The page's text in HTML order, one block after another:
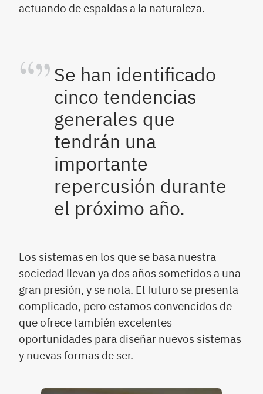
actuando de espaldas a la naturaleza.
Se han identificado
cinco tendencias
generales que
tendrán una
importante
repercusión durante
el próximo año.
Los sistemas en los que se basa nuestra
sociedad llevan ya dos años sometidos a una
gran presión, y se nota. El futuro se presenta
complicado, pero estamos convencidos de
que ofrece también excelentes
oportunidades para diseñar nuevos sistemas
y nuevas formas de ser.